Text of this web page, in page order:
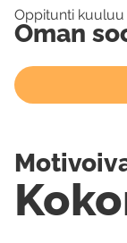
Oppitunti kuuluu
Oman